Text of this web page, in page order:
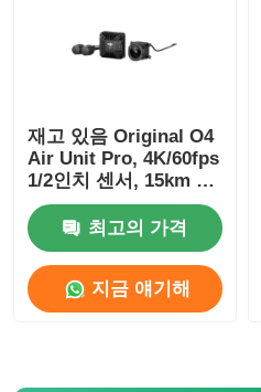
재고 있음 Original O4
Air Unit Pro, 4K/60fps
1/2인치 센서, 15km 고
화질 전송 O4 Pro Air
Unit 4K 4GB최고의 가격
지금 얘기해